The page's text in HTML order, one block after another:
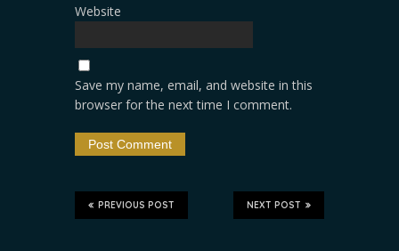
Website
Save my name, email, and website in this
browser for the next time I comment.
NEXT POST
PREVIOUS POST